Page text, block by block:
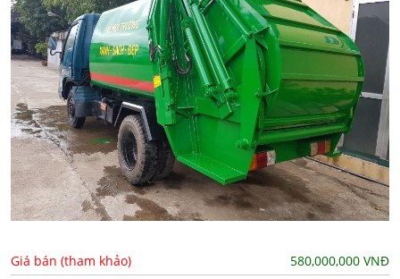
Giá bán (tham khảo) 580,000,000 VNĐ